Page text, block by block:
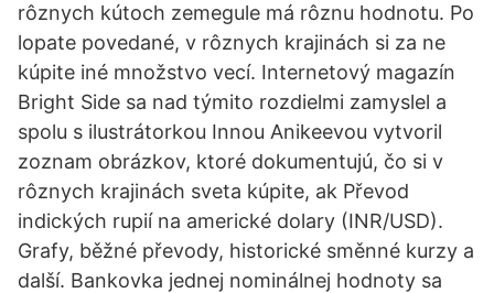
rôznych kútoch zemegule má rôznu hodnotu. Po
lopate povedané, v rôznych krajinách si za ne
kúpite iné množstvo vecí. Internetový magazín
Bright Side sa nad týmito rozdielmi zamyslel a
spolu s ilustrátorkou Innou Anikeevou vytvoril
zoznam obrázkov, ktoré dokumentujú, čo si v
rôznych krajinách sveta kúpite, ak Převod
indických rupií na americké dolary (INR/USD).
Grafy, běžné převody, historické směnné kurzy a
další. Bankovka jednej nominálnej hodnoty sa